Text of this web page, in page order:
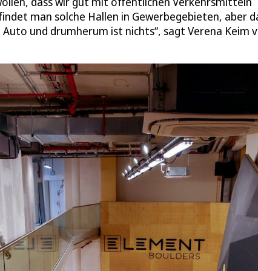
man solche Hallen in Gewerbegebieten, aber
und drumherum ist nichts“, sagt Verena Keim